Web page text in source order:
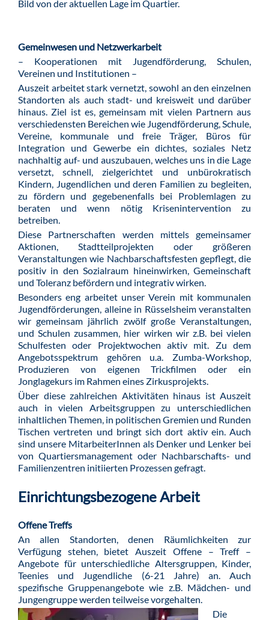
Bild von der aktuellen Lage im Quartier.
Gemeinwesen und Netzwerkarbeit
– Kooperationen mit Jugendförderung, Schulen,
Vereinen und Institutionen –
Auszeit arbeitet stark vernetzt, sowohl an den einzelnen
Standorten als auch stadt- und kreisweit und darüber
hinaus. Ziel ist es, gemeinsam mit vielen Partnern aus
verschiedensten Bereichen wie Jugendförderung, Schule,
Vereine, kommunale und freie Träger, Büros für
Integration und Gewerbe ein dichtes, soziales Netz
nachhaltig auf- und auszubauen, welches uns in die Lage
versetzt, schnell, zielgerichtet und unbürokratisch
Kindern, Jugendlichen und deren Familien zu begleiten,
zu fördern und gegebenenfalls bei Problemlagen zu
beraten und wenn nötig Krisenintervention zu
betreiben.
Diese Partnerschaften werden mittels gemeinsamer
Aktionen, Stadtteilprojekten oder größeren
Veranstaltungen wie Nachbarschaftsfesten gepflegt, die
positiv in den Sozialraum hineinwirken, Gemeinschaft
und Toleranz befördern und integrativ wirken.
Besonders eng arbeitet unser Verein mit kommunalen
Jugendförderungen, alleine in Rüsselsheim veranstalten
wir gemeinsam jährlich zwölf große Veranstaltungen,
und Schulen zusammen, hier wirken wir z.B. bei vielen
Schulfesten oder Projektwochen aktiv mit. Zu dem
Angebotsspektrum gehören u.a. Zumba-Workshop,
Produzieren von eigenen Trickfilmen oder ein
Jonglagekurs im Rahmen eines Zirkusprojekts.
Über diese zahlreichen Aktivitäten hinaus ist Auszeit
auch in vielen Arbeitsgruppen zu unterschiedlichen
inhaltlichen Themen, in politischen Gremien und Runden
Tischen vertreten und bringt sich dort aktiv ein. Auch
sind unsere MitarbeiterInnen als Denker und Lenker bei
von Quartiersmanagement oder Nachbarschafts- und
Familienzentren initiierten Prozessen gefragt.
Einrichtungsbezogene Arbeit
Offene Treffs
An allen Standorten, denen Räumlichkeiten zur
Verfügung stehen, bietet Auszeit Offene – Treff –
Angebote für unterschiedliche Altersgruppen, Kinder,
Teenies und Jugendliche (6-21 Jahre) an. Auch
spezifische Gruppenangebote wie z.B. Mädchen- und
Jungengruppe werden teilweise vorgehalten.
Die